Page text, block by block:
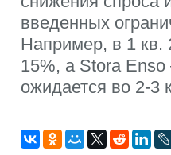
введенных
Например, в 1 кв.
15%, а Stora
ожидается во 2-3